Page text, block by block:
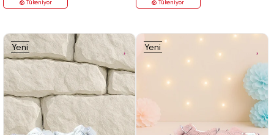
Tükeniyor Tükeniyor
Yeni
Ürün
Yeni